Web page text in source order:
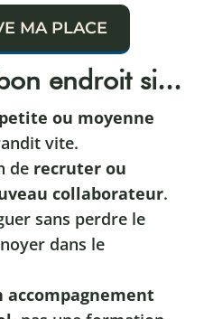
MA PLACE
endroit si...
petite ou moyenne
vite.
de recruter ou
collaborateur.
sans perdre le
dans le
accompagnement